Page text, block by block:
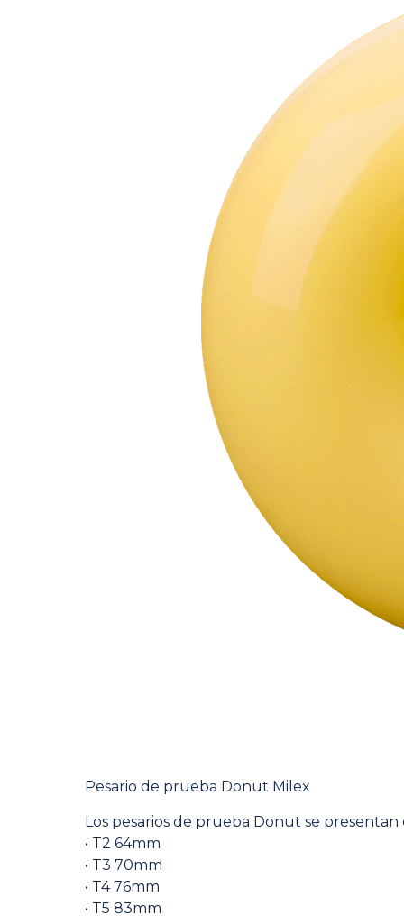
Pesario de prueba Donut Milex
Los pesarios de prueba Donut se
• T2 64mm
• T3 70mm
• T4 76mm
• T5 83mm